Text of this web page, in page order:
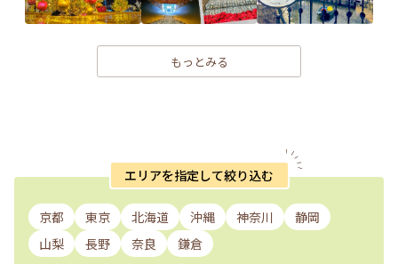
もっとみる
エリアを指定して絞り込む
京都 東京 北海道 沖縄 神奈川
静岡
山梨
長野 奈良 鎌倉